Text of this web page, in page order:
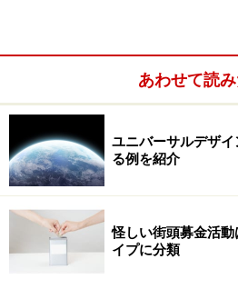
地球環境の保全につながるエコ
ズブランド。Causeには、理由
ります。つまりその商品そのも
全や社会貢献につながる。そう
ンドです。
あわせて読
ユニバーサルデザ
る例を紹介
怪しい街頭募金活
イプに分類